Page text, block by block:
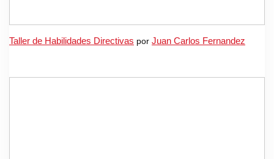
Taller de Habilidades Directivas por Juan Carlos Fernandez